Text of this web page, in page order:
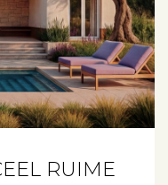
RUIME